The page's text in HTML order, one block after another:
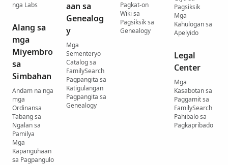
nga Labs
Alang sa
mga
Miyembro
sa
Simbahan
Andam na nga
mga
Ordinansa
Tabang sa
Ngalan sa
Pamilya
Mga
Kapanguhaan
sa Pagpangulo
aan sa
Genealog
y
Mga
Sementeryo
Catalog sa
FamilySearch
Pagpangita sa
Katigulangan
Pagpangita sa
Genealogy
Pagkat-on
Wiki sa
Pagsiksik sa
Genealogy
Pagsiksik
Mga
Kahulogan sa
Apelyido
Legal
Center
Mga
Kasabotan sa
Paggamit sa
FamilySearch
Pahibalo sa
Pagkapribado